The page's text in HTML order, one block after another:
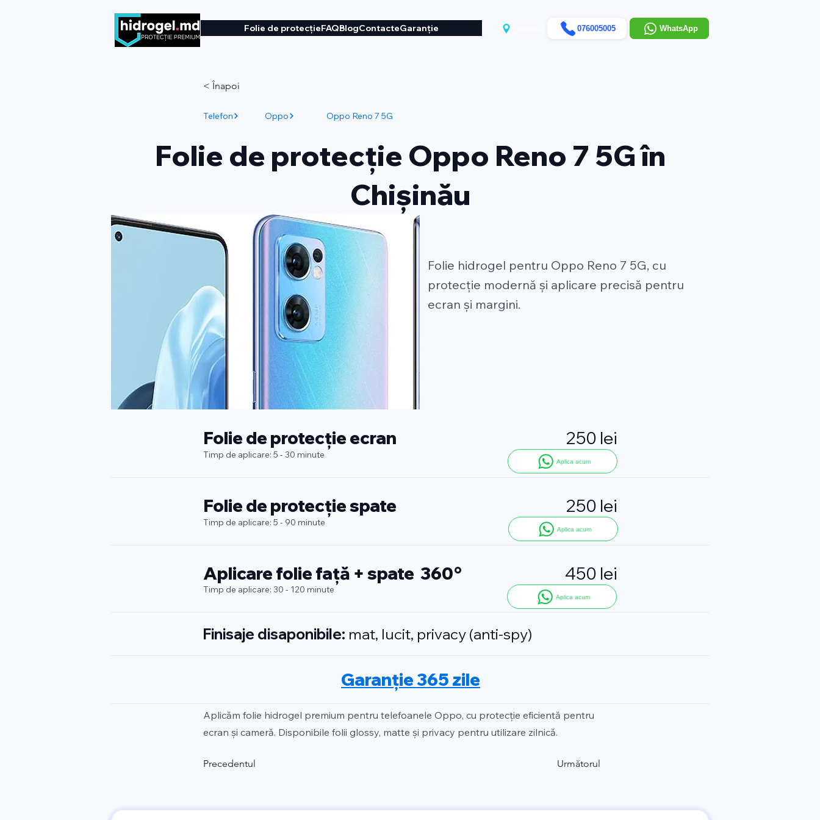
Folie de protecțieFAQBlogContacteGaranție 076005005 WhatsApp
< Înapoi
Telefon Oppo Oppo Reno 7 5G
Folie de protecție Oppo Reno 7 5G în
Chișinău
Folie hidrogel pentru Oppo Reno 7 5G, cu
protecție modernă și aplicare precisă pentru
ecran și margini.
250 lei
Folie de protecție ecran
Timp de aplicare: 5 - 30 minute
Aplica acum
250 lei
Folie de protecție spate
Timp de aplicare: 5 - 90 minute
Aplica acum
Aplicare folie față + spate 360°
Aplica acum
450 lei
Timp de aplicare: 30 - 120 minute
Finisaje disaponibile: mat, lucit, privacy (anti-spy)
Garanție 365 zile
Aplicăm folie hidrogel premium pentru telefoanele Oppo, cu protecție eficientă pentru
ecran și cameră. Disponibile folii glossy, matte și privacy pentru utilizare zilnică.
Precedentul Următorul